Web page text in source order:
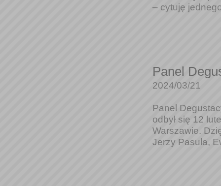
– cytuję
Panel
2024/03/21
Panel
odbył się 12
Warszawie.
Jerzy Pasula,